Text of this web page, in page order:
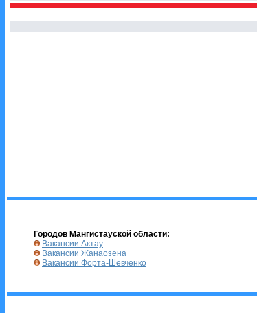
Городов Мангистауской области:
Вакансии Актау
Вакансии Жанаозена
Вакансии Форта-Шевченко